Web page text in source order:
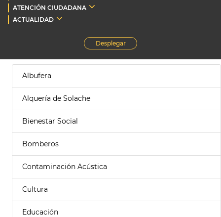
ATENCIÓN CIUDADANA
ACTUALIDAD
Desplegar
Albufera
Alquería de Solache
Bienestar Social
Bomberos
Contaminación Acústica
Cultura
Educación